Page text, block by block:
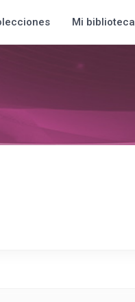
Mi biblioteca